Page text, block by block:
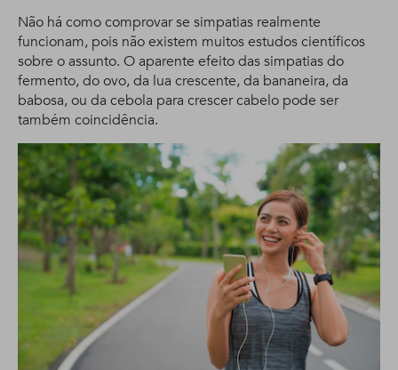
Não há como comprovar se simpatias realmente
funcionam, pois não existem muitos estudos científicos
sobre o assunto. O aparente efeito das simpatias do
fermento, do ovo, da lua crescente, da bananeira, da
babosa, ou da cebola para crescer cabelo pode ser
também coincidência.